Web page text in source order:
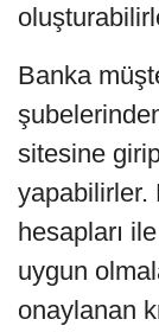
Banka
sitesine
yapabilirler.
hesapları
uygun
onaylanan